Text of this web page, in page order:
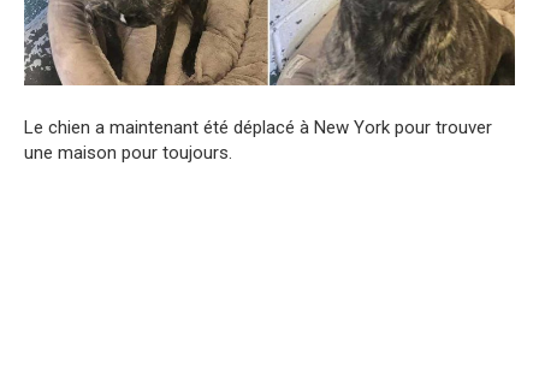
Le chien a maintenant été déplacé à New York pour trouver
une maison pour toujours.